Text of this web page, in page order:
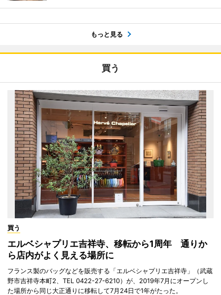
もっと見る
買う
買う
エルベシャプリエ吉祥寺、移転から1周年 通りか
ら店内がよく見える場所に
フランス製のバッグなどを販売する「エルベシャプリエ吉祥寺」（武蔵
野市吉祥寺本町2、TEL 0422-27-6210）が、2019年7月にオープンし
た場所から同じ大正通りに移転して7月24日で1年がたった。